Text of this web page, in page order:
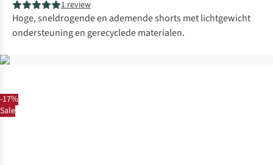
-17%
Sale
1 review
Hoge, sneldrogende en ademende shorts met lichtgewicht
ondersteuning en gerecyclede materialen.